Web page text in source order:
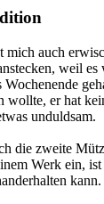
mich auch
weil es
Wochenende
er hat
unduldsam.
die zweite
Werk ein,
kann.